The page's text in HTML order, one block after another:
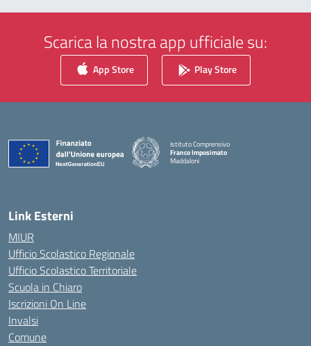
Scarica la nostra app ufficiale su:
App Store Play Store
Istituto Comprensivo
Franco Imposimato
Maddaloni
Link Esterni
MIUR
Ufficio Scolastico Regionale
Ufficio Scolastico Territoriale
Scuola in Chiaro
Iscrizioni On Line
Invalsi
Comune